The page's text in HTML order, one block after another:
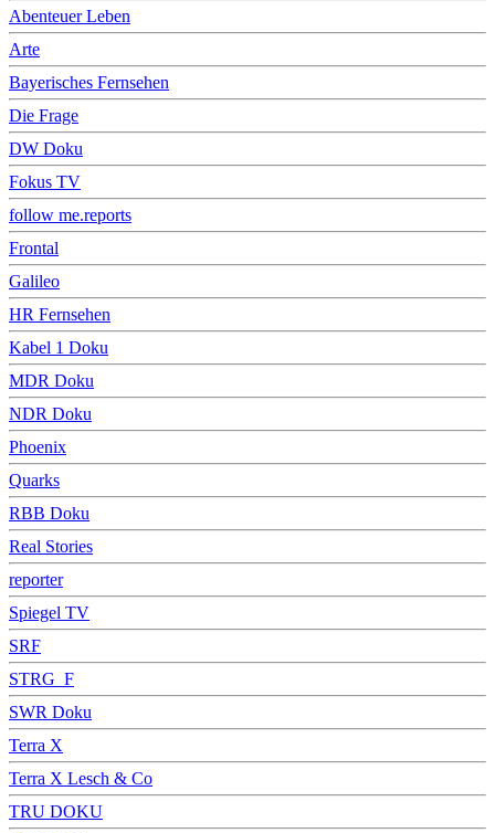
Abenteuer Leben
Arte
Bayerisches Fernsehen
Die Frage
DW Doku
Fokus TV
follow me.reports
Frontal
Galileo
HR Fernsehen
Kabel 1 Doku
MDR Doku
NDR Doku
Phoenix
Quarks
RBB Doku
Real Stories
reporter
Spiegel TV
SRF
STRG_F
SWR Doku
Terra X
Terra X Lesch & Co
TRU DOKU